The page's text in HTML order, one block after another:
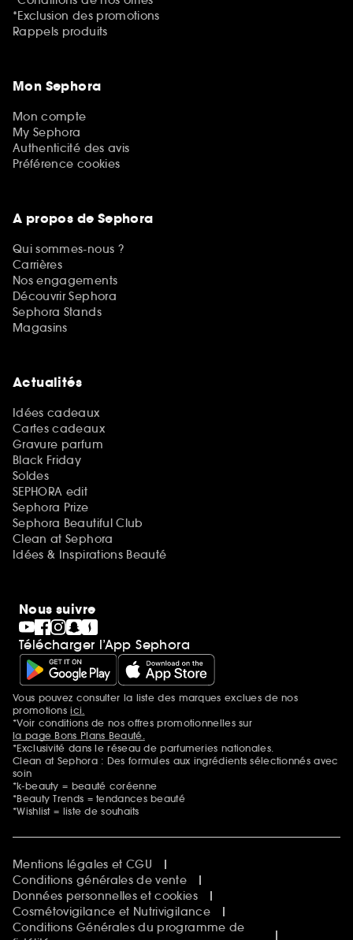
*Exclusion des promotions
Rappels produits
Mon Sephora
Mon compte
My Sephora
Authenticité des avis
Préférence cookies
A propos de Sephora
Qui sommes-nous ?
Carrières
Nos engagements
Découvrir Sephora
Sephora Stands
Magasins
Actualités
Idées cadeaux
Cartes cadeaux
Gravure parfum
Black Friday
Soldes
SEPHORA edit
Sephora Prize
Sephora Beautiful Club
Clean at Sephora
Idées & Inspirations Beauté
Nous suivre
Télécharger l’App Sephora
Mentions additionnelles
Vous pouvez consulter la liste des marques exclues de nos
promotionsici.
*Voir conditions de nos offres promotionnelles sur
la page Bons Plans Beauté.
*Exclusivité dans le réseau de parfumeries nationales.
Clean at Sephora : Des formules aux ingrédients sélectionnés avec
soin
*k-beauty = beauté coréenne
*Beauty Trends = tendances beauté
*Wishlist = liste de souhaits
Mentions légales et CGU
Conditions générales de vente
Données personnelles et cookies
Cosmétovigilance et Nutrivigilance
Conditions Générales du programme de